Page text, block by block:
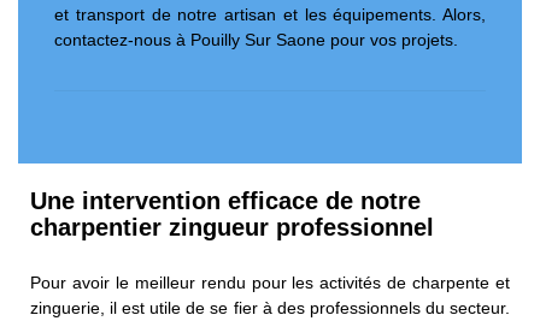
et transport de notre artisan et les équipements. Alors,
contactez-nous à Pouilly Sur Saone pour vos projets.
Une intervention efficace de notre
charpentier zingueur professionnel
Pour avoir le meilleur rendu pour les activités de charpente et
zinguerie, il est utile de se fier à des professionnels du secteur.